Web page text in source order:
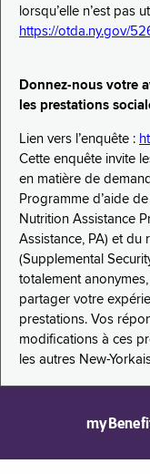
lorsqu’elle n’est pas
https://otda.ny.gov/
Donnez-nous votre
les prestations
Lien vers l’enquête :
Cette enquête invite
en matière de
Programme d’aide
Nutrition Assistance
Assistance, PA) et du
(Supplemental
totalement
partager votre
prestations. Vos
modifications à ces
les autres New-